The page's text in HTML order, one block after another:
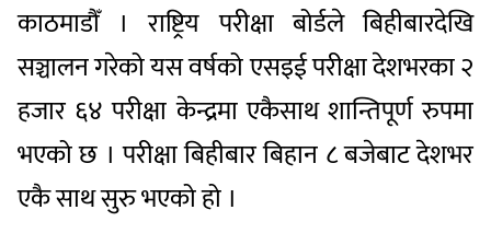
काठमाडौँ । राष्ट्रिय परीक्षा बोर्डले बिहीबारदेखि
सञ्चालन गरेको यस वर्षको एसइई परीक्षा देशभरका २
हजार ६४ परीक्षा केन्द्रमा एकैसाथ शान्तिपूर्ण रुपमा
भएको छ । परीक्षा बिहीबार बिहान ८ बजेबाट देशभर
एकै साथ सुरु भएको हो ।